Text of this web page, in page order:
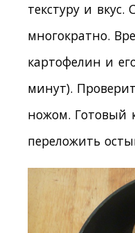
текстуру и
многократно.
картофелин и
минут).
ножом. Готовый
переложить